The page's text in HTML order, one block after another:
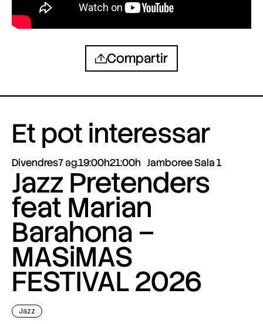
Compartir
Et pot interessar
Divendres7 ag.19:00h21:00h Jamboree Sala 1
Jazz Pretenders
feat Marian
Barahona –
MASiMAS
FESTIVAL 2026
Jazz